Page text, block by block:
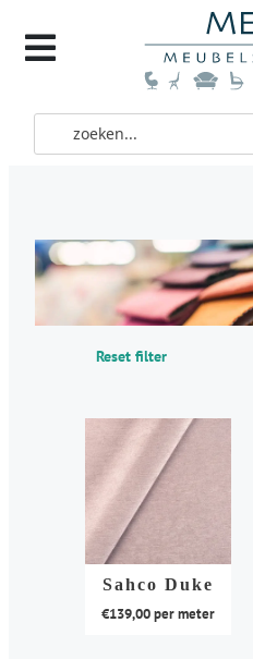
Reset filter
Sahco Duke
€139,00per meter